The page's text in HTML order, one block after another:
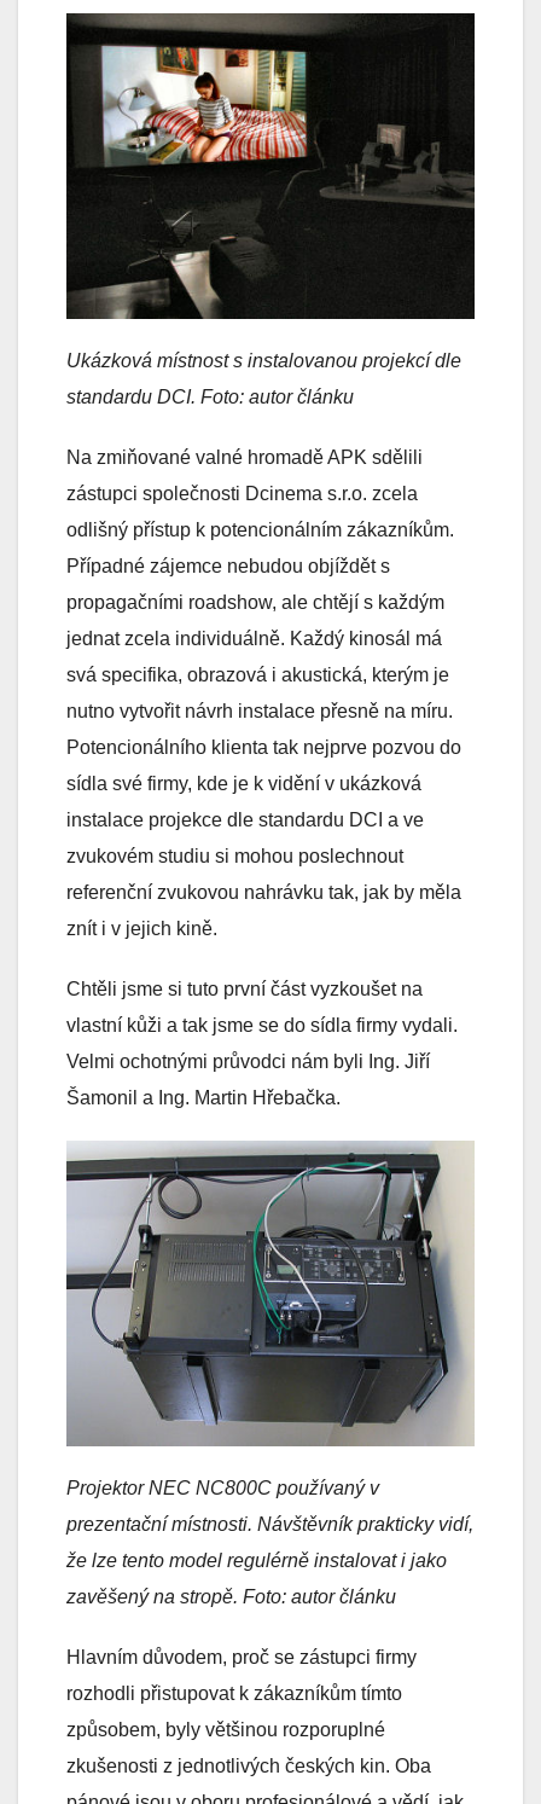
Ukázková místnost s instalovanou projekcí dle
standardu DCI. Foto: autor článku
Na zmiňované valné hromadě APK sdělili
zástupci společnosti Dcinema s.r.o. zcela
odlišný přístup k potencionálním zákazníkům.
Případné zájemce nebudou objíždět s
propagačními roadshow, ale chtějí s každým
jednat zcela individuálně. Každý kinosál má
svá specifika, obrazová i akustická, kterým je
nutno vytvořit návrh instalace přesně na míru.
Potencionálního klienta tak nejprve pozvou do
sídla své firmy, kde je k vidění v ukázková
instalace projekce dle standardu DCI a ve
zvukovém studiu si mohou poslechnout
referenční zvukovou nahrávku tak, jak by měla
znít i v jejich kině.
Chtěli jsme si tuto první část vyzkoušet na
vlastní kůži a tak jsme se do sídla firmy vydali.
Velmi ochotnými průvodci nám byli Ing. Jiří
Šamonil a Ing. Martin Hřebačka.
Projektor NEC NC800C používaný v
prezentační místnosti. Návštěvník prakticky vidí,
že lze tento model regulérně instalovat i jako
zavěšený na stropě. Foto: autor článku
Hlavním důvodem, proč se zástupci firmy
rozhodli přistupovat k zákazníkům tímto
způsobem, byly většinou rozporuplné
zkušenosti z jednotlivých českých kin. Oba